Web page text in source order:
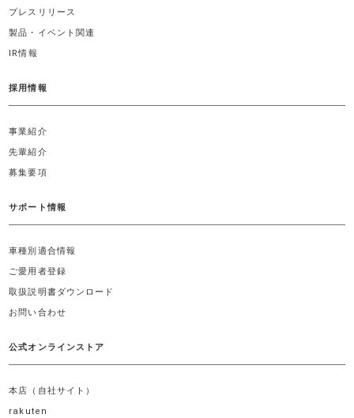
プレスリリース
製品・イベント関連
IR情報
採用情報
事業紹介
先輩紹介
募集要項
サポート情報
車種別適合情報
ご愛用者登録
取扱説明書ダウンロード
お問い合わせ
公式オンラインストア
本店（自社サイト）
rakuten